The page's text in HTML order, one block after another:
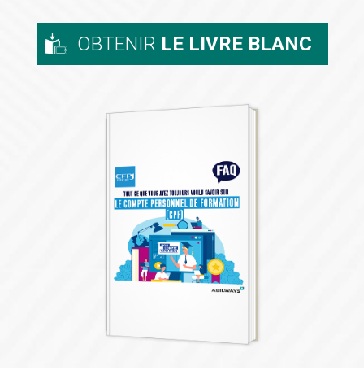
OBTENIR LE LIVRE BLANC